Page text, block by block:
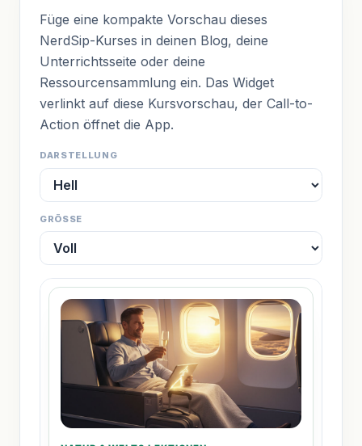
Füge eine kompakte Vorschau dieses
NerdSip-Kurses in deinen Blog, deine
Unterrichtsseite oder deine
Ressourcensammlung ein. Das Widget
verlinkt auf diese Kursvorschau, der Call-to-
Action öffnet die App.
DARSTELLUNG
GRÖSSE